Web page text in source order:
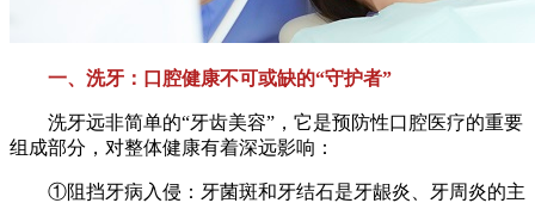
一、洗牙：口腔健康不可或缺的“守护者”
洗牙远非简单的“牙齿美容”，它是预防性口腔医疗的重要
组成部分，对整体健康有着深远影响：
①阻挡牙病入侵：牙菌斑和牙结石是牙龈炎、牙周炎的主